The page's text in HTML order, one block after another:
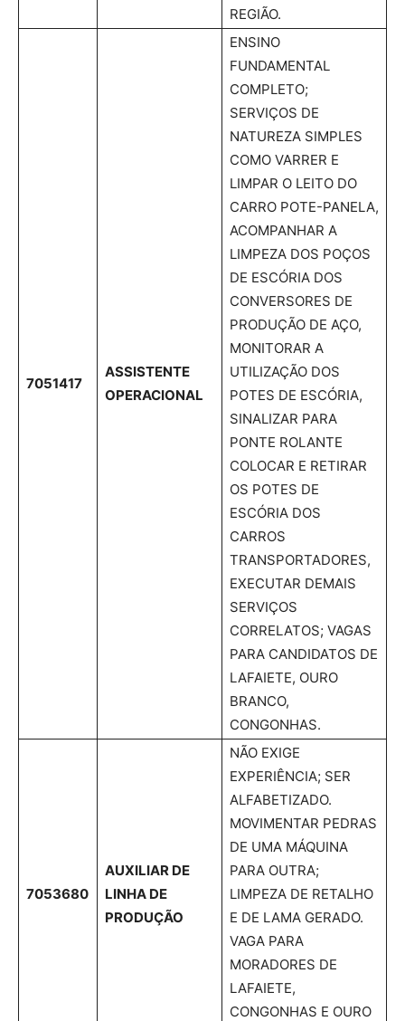
REGIÃO.
7051417
ASSISTENTE
OPERACIONAL
ENSINO
FUNDAMENTAL
COMPLETO;
SERVIÇOS DE
NATUREZA SIMPLES
COMO VARRER E
LIMPAR O LEITO DO
CARRO POTE-PANELA,
ACOMPANHAR A
LIMPEZA DOS POÇOS
DE ESCÓRIA DOS
CONVERSORES DE
PRODUÇÃO DE AÇO,
MONITORAR A
UTILIZAÇÃO DOS
POTES DE ESCÓRIA,
SINALIZAR PARA
PONTE ROLANTE
COLOCAR E RETIRAR
OS POTES DE
ESCÓRIA DOS
CARROS
TRANSPORTADORES,
EXECUTAR DEMAIS
SERVIÇOS
CORRELATOS; VAGAS
PARA CANDIDATOS DE
LAFAIETE, OURO
BRANCO,
CONGONHAS.
7053680
AUXILIAR DE
LINHA DE
PRODUÇÃO
NÃO EXIGE
EXPERIÊNCIA; SER
ALFABETIZADO.
MOVIMENTAR PEDRAS
DE UMA MÁQUINA
PARA OUTRA;
LIMPEZA DE RETALHO
E DE LAMA GERADO.
VAGA PARA
MORADORES DE
LAFAIETE,
CONGONHAS E OURO